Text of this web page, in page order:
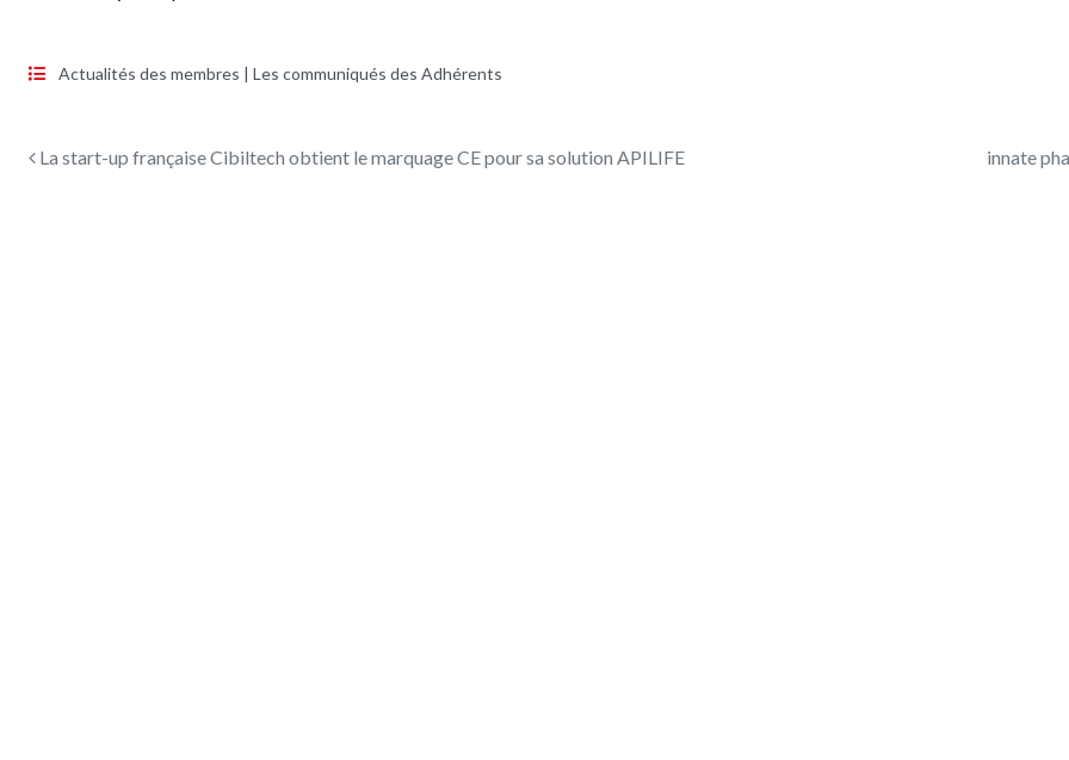
Actualités des membres | Les communiqués des Adhérents
Navigation des articles
La start-up française Cibiltech obtient le marquage CE pour sa solution APILIFE innate